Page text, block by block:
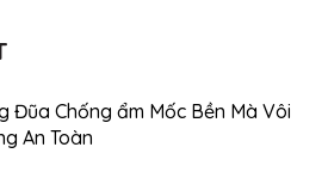
Đũa Chống ẩm Mốc Bền Mà Vôi
An Toàn